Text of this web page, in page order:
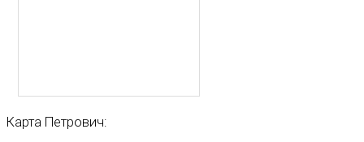
Карта Петрович: